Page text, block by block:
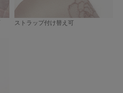
ストラップ付け替え可